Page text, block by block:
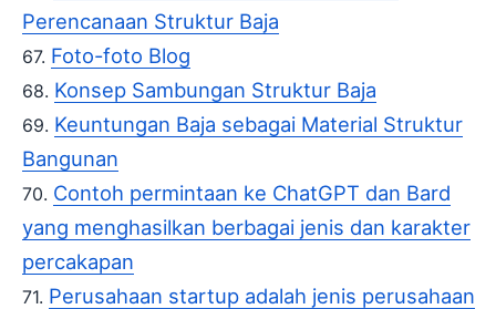
Perencanaan Struktur Baja
Foto-foto Blog
Konsep Sambungan Struktur Baja
Keuntungan Baja sebagai Material Struktur
Bangunan
Contoh permintaan ke ChatGPT dan Bard
yang menghasilkan berbagai jenis dan karakter
percakapan
Perusahaan startup adalah jenis perusahaan